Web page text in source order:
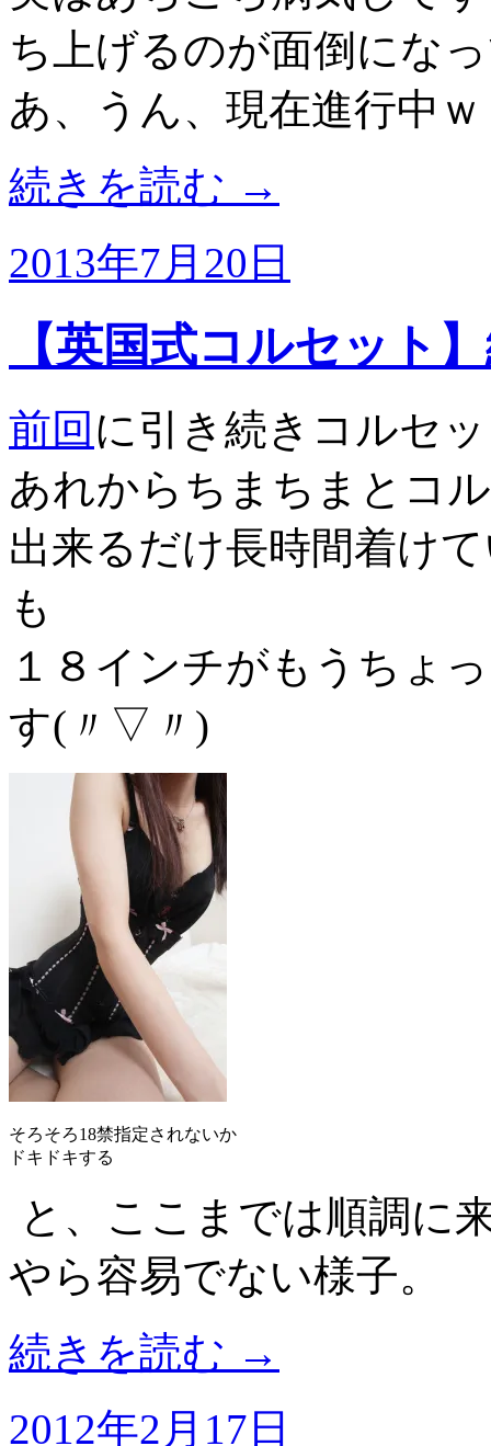
ち上げるのが面倒にな
あ、うん、現在進行中ｗ
続きを読む →
2013年7月20日
【英国式コルセット
前回 に引き続きコルセ
あれからちまちまとコ
出来るだけ長時間着け
も
１８インチがもうちょ
す(〃▽〃)
そろそろ18禁指定されないか
ドキドキする
と、ここまでは順調に
やら容易でない様子。
続きを読む →
2012年2月17日